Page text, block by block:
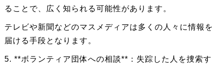
ることで、広く知られる可能性があります。
テレビや新聞などのマスメディアは多くの人々に情報を
届ける手段となります。
5. **ボランティア団体への相談**：失踪した人を捜索す